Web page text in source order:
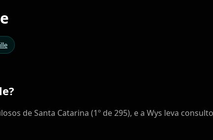
de Santa Catarina (1º de 295), e a Wys leva